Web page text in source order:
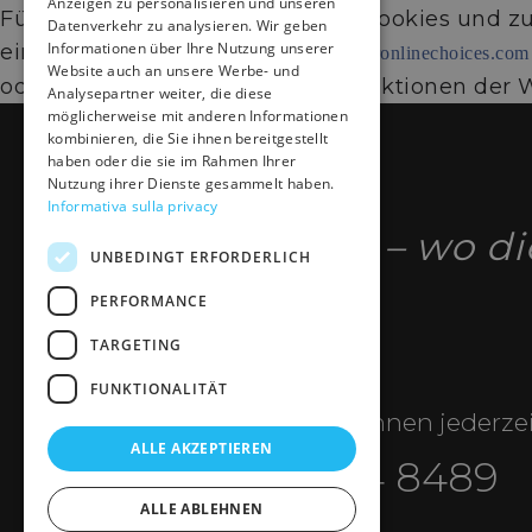
Für weitere Informationen über Cookies und
eingeladen, die Plattformwww.youronlinechoices.com
oder Funktionscookies zu Fehlfunktionen der
Hotel B&B Le Alpi – wo
Gerne stehen wir Ihnen
+39 338 344 8489
DE
Datenverkehr zu analysieren. Wir geben
Informationen über Ihre Nutzung unserer
Website auch an unsere Werbe- und
Analysepartner weiter, die diese
möglicherweise mit anderen Informationen
kombinieren, die Sie ihnen bereitgestellt
haben oder die sie im Rahmen Ihrer
Nutzung ihrer Dienste gesammelt haben.
Informativa sulla privacy
UNBEDINGT ERFORDERLICH
PERFORMANCE
TARGETING
FUNKTIONALITÄT
ALLE AKZEPTIEREN
ALLE ABLEHNEN